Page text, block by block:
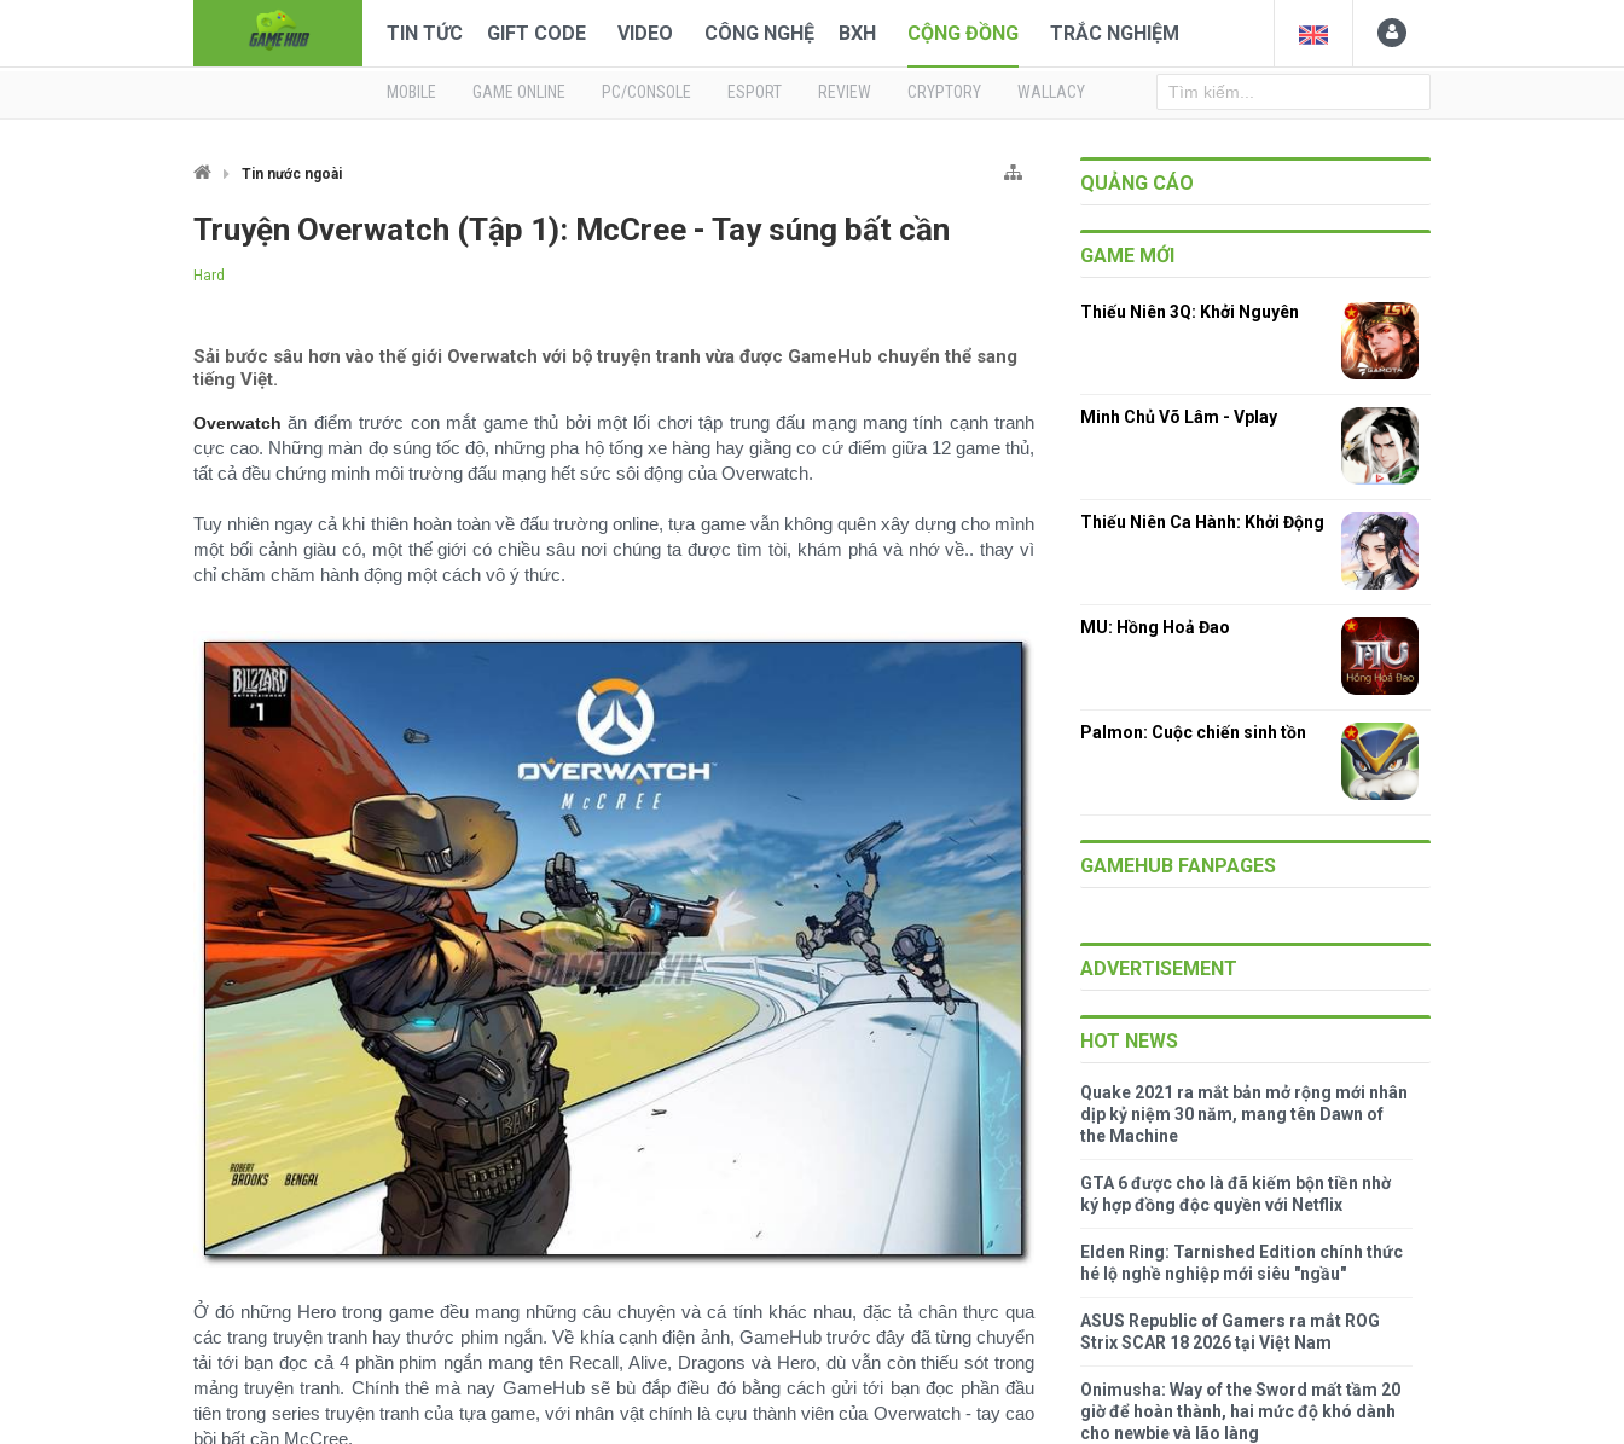
TIN TỨC GIFT CODE VIDEO CÔNG NGHỆ BXH CỘNG ĐỒNG TRẮC NGHIỆM
MOBILE GAME ONLINE PC/CONSOLE ESPORT REVIEW CRYPTORY WALLACY
Tin nước ngoài
Truyện Overwatch (Tập 1): McCree - Tay súng bất cần
Hard
Sải bước sâu hơn vào thế giới Overwatch với bộ truyện tranh vừa được GameHub chuyển thể sang
tiếng Việt.
Overwatch ăn điểm trước con mắt game thủ bởi một lối chơi tập trung đấu mạng mang tính cạnh tranh
cực cao. Những màn đọ súng tốc độ, những pha hộ tống xe hàng hay giằng co cứ điểm giữa 12 game thủ,
tất cả đều chứng minh môi trường đấu mạng hết sức sôi động của Overwatch.
Tuy nhiên ngay cả khi thiên hoàn toàn về đấu trường online, tựa game vẫn không quên xây dựng cho mình
một bối cảnh giàu có, một thế giới có chiều sâu nơi chúng ta được tìm tòi, khám phá và nhớ về.. thay vì
chỉ chăm chăm hành động một cách vô ý thức.
Ở đó những Hero trong game đều mang những câu chuyện và cá tính khác nhau, đặc tả chân thực qua
các trang truyện tranh hay thước phim ngắn. Về khía cạnh điện ảnh, GameHub trước đây đã từng chuyển
tải tới bạn đọc cả 4 phần phim ngắn mang tên Recall, Alive, Dragons và Hero, dù vẫn còn thiếu sót trong
mảng truyện tranh. Chính thê mà nay GameHub sẽ bù đắp điều đó bằng cách gửi tới bạn đọc phần đầu
tiên trong series truyện tranh của tựa game, với nhân vật chính là cựu thành viên của Overwatch - tay cao
bồi bất cần McCree.
QUẢNG CÁO
GAME MỚI
Thiếu Niên 3Q: Khởi Nguyên
Minh Chủ Võ Lâm - Vplay
Thiếu Niên Ca Hành: Khởi Động
MU: Hồng Hoả Đao
Palmon: Cuộc chiến sinh tồn
GAMEHUB FANPAGES
ADVERTISEMENT
HOT NEWS
Quake 2021 ra mắt bản mở rộng mới nhân
dịp kỷ niệm 30 năm, mang tên Dawn of
the Machine
GTA 6 được cho là đã kiếm bộn tiền nhờ
ký hợp đồng độc quyền với Netflix
Elden Ring: Tarnished Edition chính thức
hé lộ nghề nghiệp mới siêu "ngầu"
ASUS Republic of Gamers ra mắt ROG
Strix SCAR 18 2026 tại Việt Nam
Onimusha: Way of the Sword mất tầm 20
giờ để hoàn thành, hai mức độ khó dành
cho newbie và lão làng